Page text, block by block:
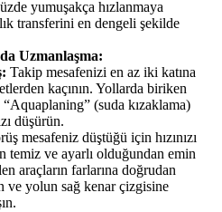
yumuşakça hızlanmaya
transferini en dengeli şekilde
Uzmanlaşma:
Takip mesafenizi en az iki katına
kaçının. Yollarda biriken
(suda kızaklama)
düşürün.
mesafeniz düştüğü için hızınızı
temiz ve ayarlı olduğundan emin
araçların farlarına doğrudan
ve yolun sağ kenar çizgisine